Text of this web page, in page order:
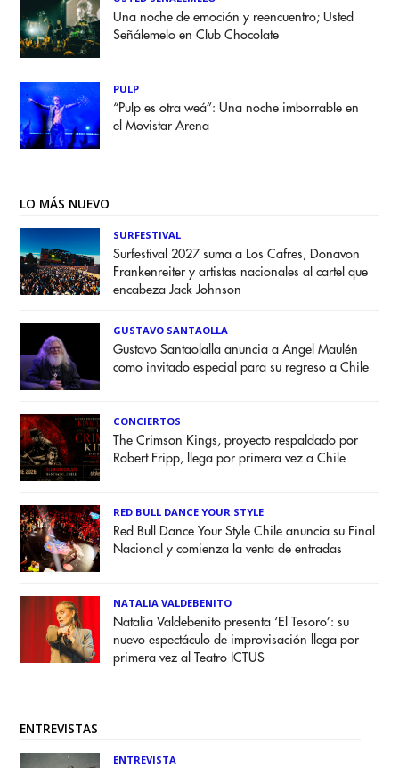
Una noche de emoción y reencuentro; Usted
Señálemelo en Club Chocolate
PULP
“Pulp es otra weá”: Una noche imborrable en
el Movistar Arena
LO MÁS NUEVO
SURFESTIVAL
Surfestival 2027 suma a Los Cafres, Donavon
Frankenreiter y artistas nacionales al cartel que
encabeza Jack Johnson
GUSTAVO SANTAOLLA
Gustavo Santaolalla anuncia a Angel Maulén
como invitado especial para su regreso a Chile
CONCIERTOS
The Crimson Kings, proyecto respaldado por
Robert Fripp, llega por primera vez a Chile
RED BULL DANCE YOUR STYLE
Red Bull Dance Your Style Chile anuncia su Final
Nacional y comienza la venta de entradas
NATALIA VALDEBENITO
Natalia Valdebenito presenta ‘El Tesoro’: su
nuevo espectáculo de improvisación llega por
primera vez al Teatro ICTUS
ENTREVISTAS
ENTREVISTA